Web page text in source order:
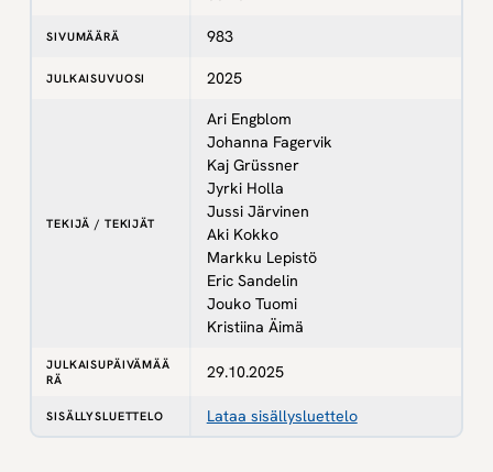
SIVUMÄÄRÄ 983
JULKAISUVUOSI 2025
TEKIJÄ / TEKIJÄT
Ari Engblom
Johanna Fagervik
Kaj Grüssner
Jyrki Holla
Jussi Järvinen
Aki Kokko
Markku Lepistö
Eric Sandelin
Jouko Tuomi
Kristiina Äimä
JULKAISUPÄIVÄMÄÄ
RÄ
29.10.2025
SISÄLLYSLUETTELO Lataa sisällysluettelo